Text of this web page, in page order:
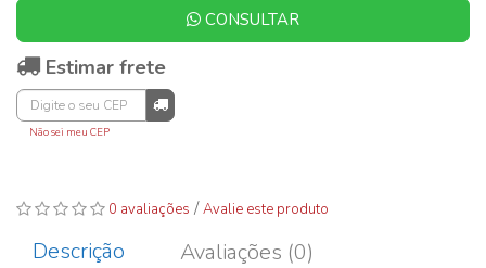
CONSULTAR
Estimar frete
Não sei meu CEP
0 avaliações /Avalie este produto
Descrição Avaliações (0)